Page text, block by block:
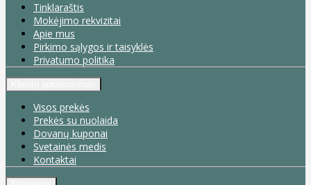
Tinklaraštis
Mokėjimo rekvizitai
Apie mus
Pirkimo sąlygos ir taisyklės
Privatumo politika
Visos prekės
Prekės su nuolaida
Dovanų kuponai
Svetainės medis
Kontaktai